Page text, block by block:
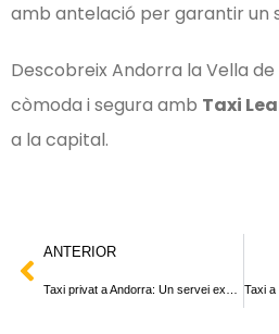
amb antelació per garantir un
Descobreix Andorra la Vella
còmoda i segura amb Taxi
a la capital.
ANTERIOR